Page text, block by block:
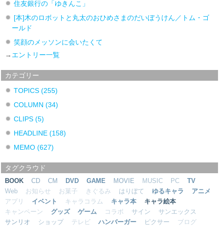
住友銀行の「ゆきんこ」
[本]木のロボットと丸太のおひめさまのだいぼうけん／トム・ゴ
ールド
笑顔のメッソンに会いたくて
→ エントリー一覧
カテゴリー
TOPICS(255)
COLUMN(34)
CLIPS(5)
HEADLINE(158)
MEMO(627)
タグクラウド
BOOK CD CM DVD GAME MOVIE MUSIC PC
TV
Web
お知らせ お菓子 きぐるみ はりぼて ゆるキャラ
アニメ
アプリ
イベント キャラコラム キャラ本
キャラ絵本
キャンペーン
グッズ ゲーム コラボ サイン
サンエックス
サンリオ
ショップ テレビ ハンバーガー ピクサー
ブログ